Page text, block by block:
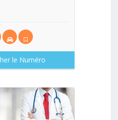
le Numéro
Voir